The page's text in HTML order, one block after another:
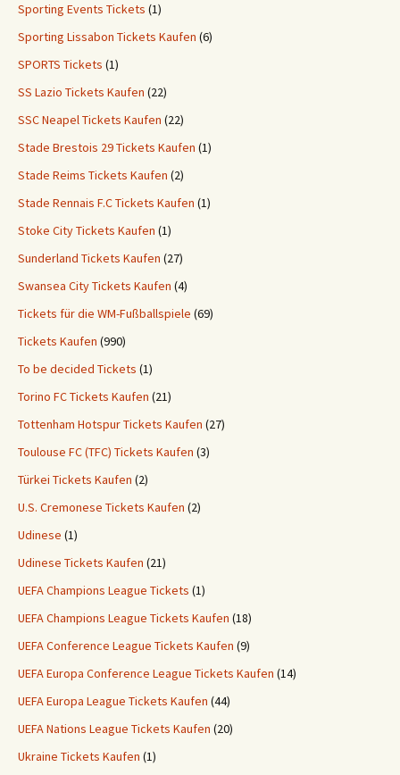
Sporting Events Tickets (1)
Sporting Lissabon Tickets Kaufen (6)
SPORTS Tickets (1)
SS Lazio Tickets Kaufen (22)
SSC Neapel Tickets Kaufen (22)
Stade Brestois 29 Tickets Kaufen (1)
Stade Reims Tickets Kaufen (2)
Stade Rennais F.C Tickets Kaufen (1)
Stoke City Tickets Kaufen (1)
Sunderland Tickets Kaufen (27)
Swansea City Tickets Kaufen (4)
Tickets für die WM-Fußballspiele (69)
Tickets Kaufen (990)
To be decided Tickets (1)
Torino FC Tickets Kaufen (21)
Tottenham Hotspur Tickets Kaufen (27)
Toulouse FC (TFC) Tickets Kaufen (3)
Türkei Tickets Kaufen (2)
U.S. Cremonese Tickets Kaufen (2)
Udinese (1)
Udinese Tickets Kaufen (21)
UEFA Champions League Tickets (1)
UEFA Champions League Tickets Kaufen (18)
UEFA Conference League Tickets Kaufen (9)
UEFA Europa Conference League Tickets Kaufen (14)
UEFA Europa League Tickets Kaufen (44)
UEFA Nations League Tickets Kaufen (20)
Ukraine Tickets Kaufen (1)